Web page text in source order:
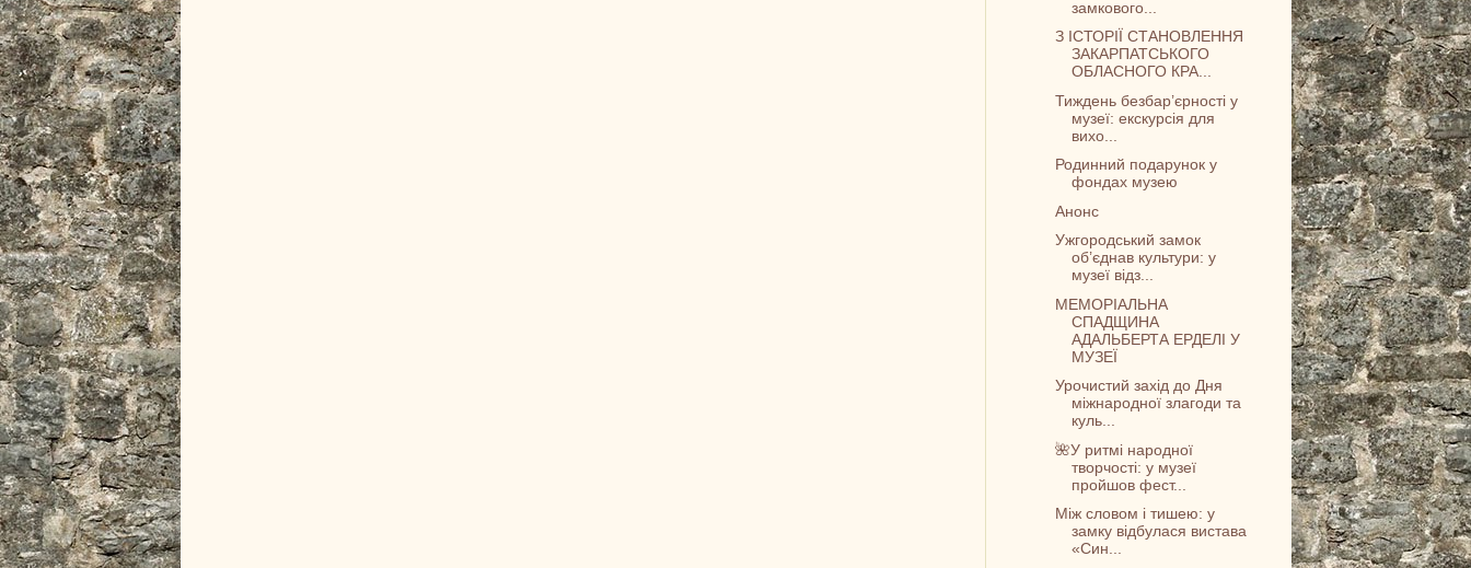
замкового...
З ІСТОРІЇ СТАНОВЛЕННЯ
ЗАКАРПАТСЬКОГО
ОБЛАСНОГО КРА...
Тиждень безбар’єрності у
музеї: екскурсія для
вихо...
Родинний подарунок у
фондах музею
Анонс
Ужгородський замок
об’єднав культури: у
музеї відз...
МЕМОРІАЛЬНА
СПАДЩИНА
АДАЛЬБЕРТА ЕРДЕЛІ У
МУЗЕЇ
Урочистий захід до Дня
міжнародної злагоди та
куль...
🌺У ритмі народної
творчості: у музеї
пройшов фест...
Між словом і тишею: у
замку відбулася вистава
«Син...